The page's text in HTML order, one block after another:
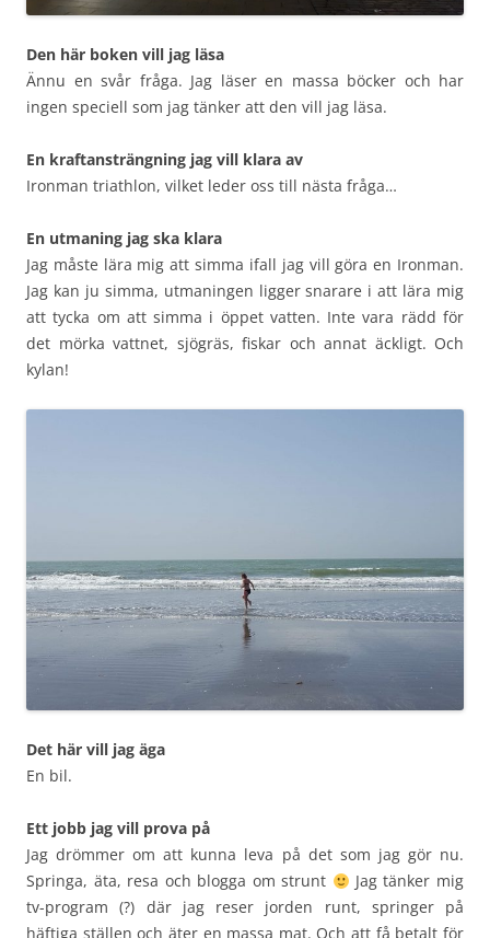
Den här boken vill jag läsa
Ännu en svår fråga. Jag läser en massa böcker och har
ingen speciell som jag tänker att den vill jag läsa.
En kraftansträngning jag vill klara av
Ironman triathlon, vilket leder oss till nästa fråga…
En utmaning jag ska klara
Jag måste lära mig att simma ifall jag vill göra en Ironman.
Jag kan ju simma, utmaningen ligger snarare i att lära mig
att tycka om att simma i öppet vatten. Inte vara rädd för
det mörka vattnet, sjögräs, fiskar och annat äckligt. Och
kylan!
Det här vill jag äga
En bil.
Ett jobb jag vill prova på
Jag drömmer om att kunna leva på det som jag gör nu.
Springa, äta, resa och blogga om strunt
Jag tänker mig
tv-program (?) där jag reser jorden runt, springer på
häftiga ställen och äter en massa mat. Och att få betalt för